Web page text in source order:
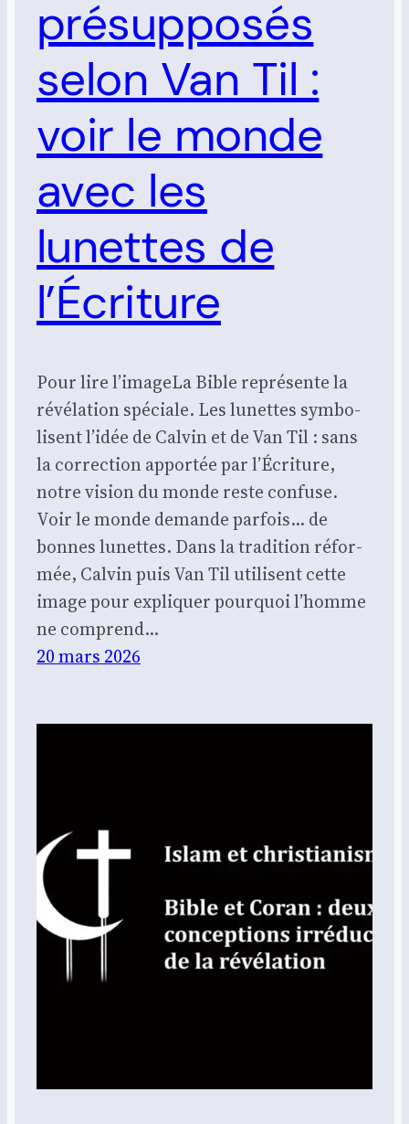
présupposés
selon Van Til :
voir le monde
avec les
lunettes de
l’Écriture
Pour lire l’i­mageLa Bible repré­sente la
révé­la­tion spé­ciale. Les lunettes sym­bo­
lisent l’idée de Cal­vin et de Van Til : sans
la cor­rec­tion appor­tée par l’Écriture,
notre vision du monde reste confuse.
Voir le monde demande par­fois… de
bonnes lunettes. Dans la tra­di­tion réfor­
mée, Cal­vin puis Van Til uti­lisent cette
image pour expli­quer pour­quoi l’homme
ne com­prend…
20 mars 2026